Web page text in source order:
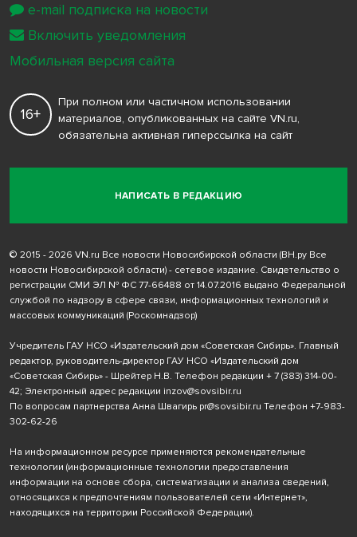
НАПИСАТЬ В РЕДАКЦИЮ
16+
При полном или частичном использовании
материалов, опубликованных на сайте VN.ru,
обязательна активная гиперссылка на сайт
© 2015 - 2026 VN.ru Все новости Новосибирской области (ВН.ру Все
новости Новосибирской области) - сетевое издание. Свидетельство о
регистрации СМИ ЭЛ № ФС 77-66488 от 14.07.2016 выдано Федеральной
службой по надзору в сфере связи, информационных технологий и
массовых коммуникаций (Роскомнадзор)
Учредитель ГАУ НСО «Издательский дом «Советская Сибирь». Главный
редактор, руководитель-директор ГАУ НСО «Издательский дом
«Советская Сибирь» - Шрейтер Н.В. Телефон редакции + 7 (383) 314-00-
42; Электронный адрес редакции inzov@sovsibir.ru
По вопросам партнерства Анна Швагирь pr@sovsibir.ru Телефон +7-983-
302-62-26
На информационном ресурсе применяются рекомендательные
технологии (информационные технологии предоставления
информации на основе сбора, систематизации и анализа сведений,
относящихся к предпочтениям пользователей сети «Интернет»,
находящихся на территории Российской Федерации).
e-mail подписка на новости
Включить уведомления
Мобильная версия сайта